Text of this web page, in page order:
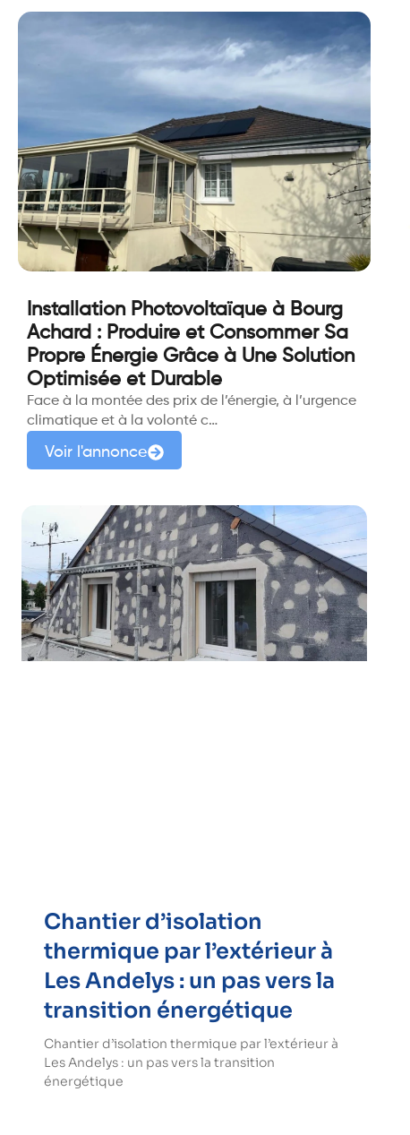
Installation Photovoltaïque à Bourg
Achard : Produire et Consommer Sa
Propre Énergie Grâce à Une Solution
Optimisée et Durable
Face à la montée des prix de l’énergie, à l’urgence
climatique et à la volonté c…
Voir l'annonce
Chantier d’isolation
thermique par l’extérieur à
Les Andelys : un pas vers la
transition énergétique
Chantier d’isolation thermique par l’extérieur à
Les Andelys : un pas vers la transition
énergétique